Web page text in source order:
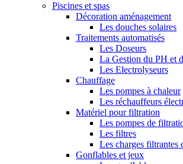
Piscines et spas
Décoration aménagement
Les douches solaires
Traitements automatisés
Les Doseurs
La Gestion du PH et
Les Electrolyseurs
Chauffage
Les pompes à chaleur
Les réchauffeurs
Matériel pour filtration
Les pompes de
Les filtres
Les charges filtrantes
Gonflables et jeux